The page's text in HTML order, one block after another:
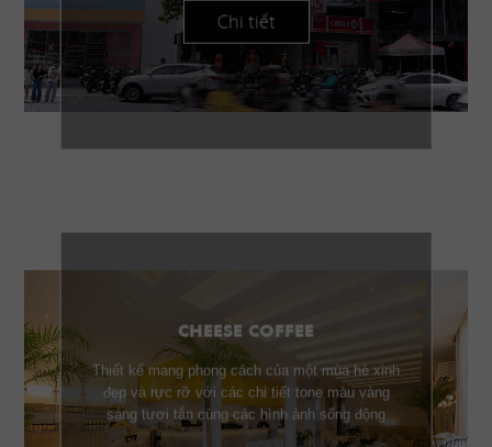
Chi tiết
CHEESE COFFEE
Thiết kế mang phong cách của một mùa hè xinh
đẹp và rực rỡ với các chi tiết tone màu vàng
sáng tươi tắn cùng các hình ảnh sống động